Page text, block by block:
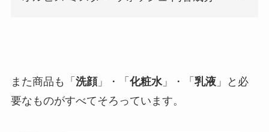
また商品も「 洗顔」・「 化粧水」・「 乳液」と必
要なものがすべてそろっています。